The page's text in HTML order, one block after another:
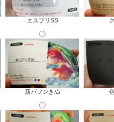
エスプリSS
新バフンきぬ